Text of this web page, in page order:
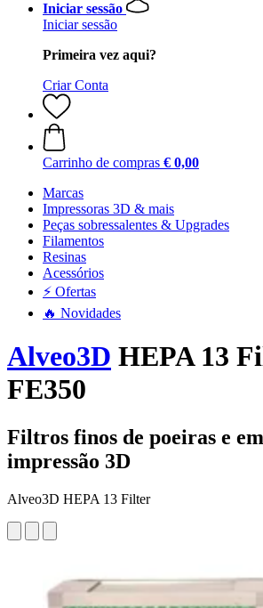
Iniciar sessão
Iniciar sessão
Primeira vez aqui?
Criar Conta
Carrinho de compras € 0,00
Marcas
Impressoras 3D & mais
Peças sobressalentes & Upgrades
Filamentos
Resinas
Acessórios
⚡ Ofertas
🔥 Novidades
Alveo3D HEPA 13
FE350
Filtros finos de poeiras e
impressão 3D
Alveo3D HEPA 13 Filter